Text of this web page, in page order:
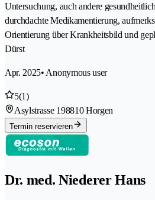
Untersuchung, auch andere
durchdachte Medikamentierung,
Orientierung über Krankheitsbild und
Dürst
Apr. 2025• Anonymous user
5(1)
Asylstrasse 198810 Horgen
Termin reservieren
Dr. med. Niederer Hans